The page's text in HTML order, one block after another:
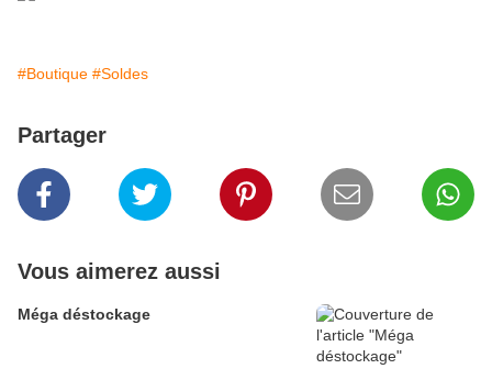
#Boutique #Soldes
Partager
Vous aimerez aussi
Méga déstockage